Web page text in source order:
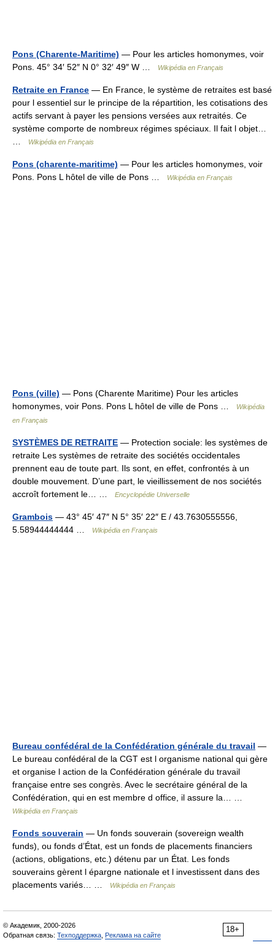
Pons (Charente-Maritime) — Pour les articles homonymes, voir
Pons. 45° 34′ 52″ N 0° 32′ 49″ W …
Wikipédia en Français
Retraite en France — En France, le système de retraites est basé
pour l essentiel sur le principe de la répartition, les cotisations des
actifs servant à payer les pensions versées aux retraités. Ce
système comporte de nombreux régimes spéciaux. Il fait l objet…
Wikipédia en Français
Pons (charente-maritime) — Pour les articles homonymes, voir
Pons. Pons L hôtel de ville de Pons …
Wikipédia en Français
Pons (ville) — Pons (Charente Maritime) Pour les articles
homonymes, voir Pons. Pons L hôtel de ville de Pons …
Wikipédia
en Français
SYSTÈMES DE RETRAITE — Protection sociale: les systèmes de
retraite Les systèmes de retraite des sociétés occidentales
prennent eau de toute part. Ils sont, en effet, confrontés à un
double mouvement. D’une part, le vieillissement de nos sociétés
accroît fortement le… …
Encyclopédie Universelle
Grambois — 43° 45′ 47″ N 5° 35′ 22″ E / 43.7630555556,
5.58944444444 …
Wikipédia en Français
Bureau confédéral de la Confédération générale du travail —
Le bureau confédéral de la CGT est l organisme national qui gère
et organise l action de la Confédération générale du travail
française entre ses congrès. Avec le secrétaire général de la
Confédération, qui en est membre d office, il assure la… …
Wikipédia en Français
Fonds souverain — Un fonds souverain (sovereign wealth
funds), ou fonds d’État, est un fonds de placements financiers
(actions, obligations, etc.) détenu par un État. Les fonds
souverains gèrent l épargne nationale et l investissent dans des
placements variés… …
Wikipédia en Français
18+
© Академик, 2000-2026
Обратная связь: Техподдержка Реклама на сайте